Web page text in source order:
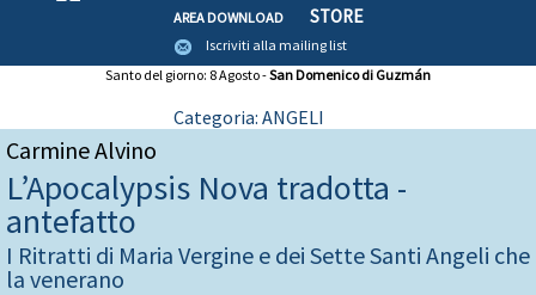
AREA DOWNLOAD
STORE
Iscriviti alla mailing list
Santo del giorno: 8 Agosto -San Domenico di Guzmán
Categoria: ANGELI
Carmine Alvino
L’Apocalypsis Nova tradotta -
antefatto
I Ritratti di Maria Vergine e dei Sette Santi Angeli che
la venerano